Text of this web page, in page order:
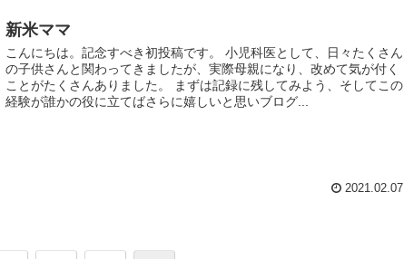
新米ママ
こんにちは。記念すべき初投稿です。 小児科医として、日々たくさん
の子供さんと関わってきましたが、実際母親になり、改めて気が付く
ことがたくさんありました。 まずは記録に残してみよう、そしてこの
経験が誰かの役に立てばさらに嬉しいと思いブログ...
2021.02.07